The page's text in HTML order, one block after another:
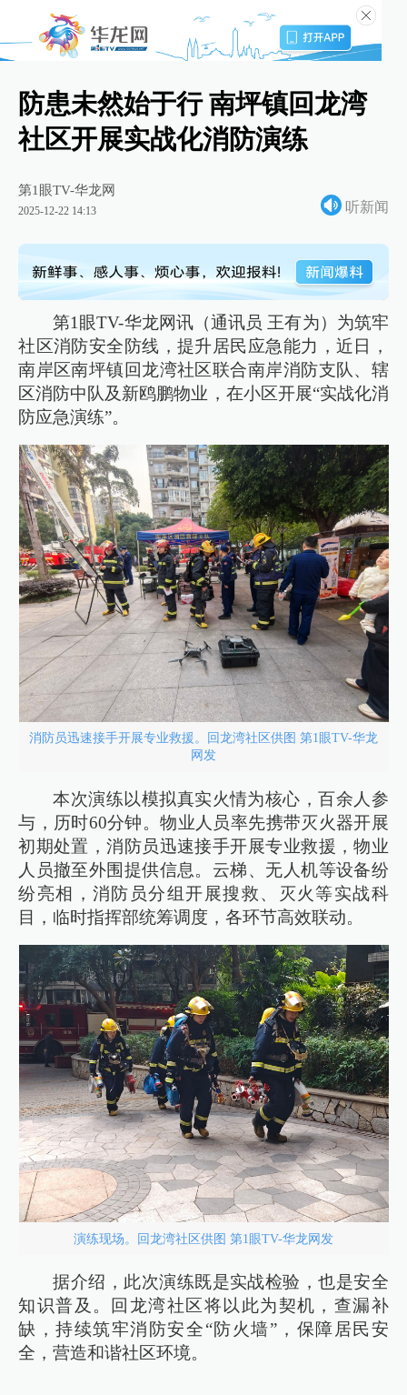
防患未然始于行 南坪镇回龙湾
社区开展实战化消防演练
第1眼TV-华龙网
2025-12-22 14:13 听新闻
第1眼TV-华龙网讯（通讯员 王有为）为筑牢
社区消防安全防线，提升居民应急能力，近日，
南岸区南坪镇回龙湾社区联合南岸消防支队、辖
区消防中队及新鸥鹏物业，在小区开展“实战化消
防应急演练”。
消防员迅速接手开展专业救援。回龙湾社区供图 第1眼TV-华龙
网发
本次演练以模拟真实火情为核心，百余人参
与，历时60分钟。物业人员率先携带灭火器开展
初期处置，消防员迅速接手开展专业救援，物业
人员撤至外围提供信息。云梯、无人机等设备纷
纷亮相，消防员分组开展搜救、灭火等实战科
目，临时指挥部统筹调度，各环节高效联动。
演练现场。回龙湾社区供图 第1眼TV-华龙网发
据介绍，此次演练既是实战检验，也是安全
知识普及。回龙湾社区将以此为契机，查漏补
缺，持续筑牢消防安全“防火墙”，保障居民安
全，营造和谐社区环境。